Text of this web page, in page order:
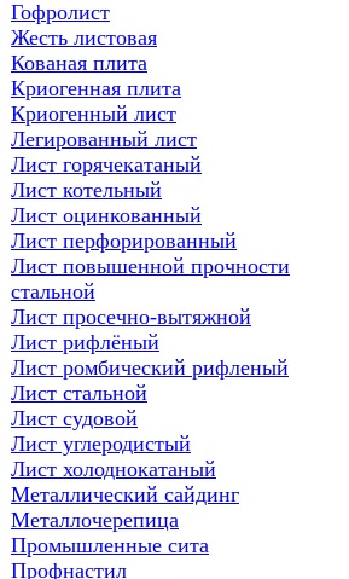
Гофролист
Жесть листовая
Кованая плита
Криогенная плита
Криогенный лист
Легированный лист
Лист горячекатаный
Лист котельный
Лист оцинкованный
Лист перфорированный
Лист повышенной прочности
стальной
Лист просечно-вытяжной
Лист рифлёный
Лист ромбический рифленый
Лист стальной
Лист судовой
Лист углеродистый
Лист холоднокатаный
Металлический сайдинг
Металлочерепица
Промышленные сита
Профнастил